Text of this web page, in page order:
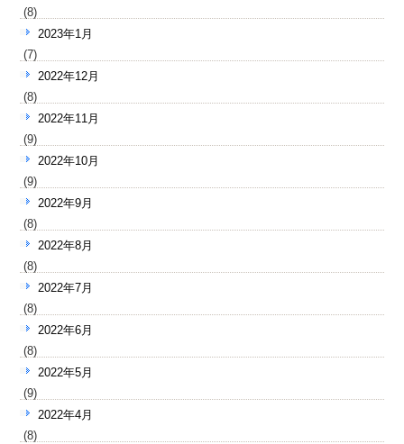
(8)
2023年1月
(7)
2022年12月
(8)
2022年11月
(9)
2022年10月
(9)
2022年9月
(8)
2022年8月
(8)
2022年7月
(8)
2022年6月
(8)
2022年5月
(9)
2022年4月
(8)